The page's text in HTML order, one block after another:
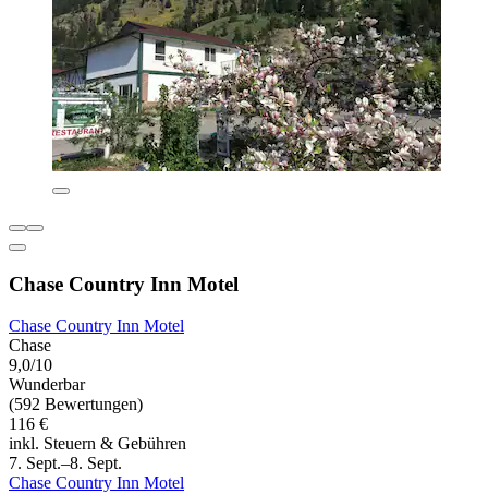
Chase Country Inn Motel
Chase Country Inn Motel
Chase
9,0/10
Wunderbar
(592 Bewertungen)
116 €
inkl. Steuern & Gebühren
7. Sept.–8. Sept.
Chase Country Inn Motel